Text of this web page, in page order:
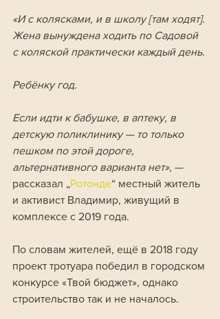
«И с колясками, и в школу [там ходят].
Жена вынуждена ходить по Садовой
с коляской практически каждый день.
Ребёнку год.
Если идти к бабушке, в аптеку, в
детскую поликлинику — то только
пешком по этой дороге,
альтернативного варианта нет», —
рассказал „Ротонде“ местный житель
и активист Владимир, живущий в
комплексе с 2019 года.
По словам жителей, ещё в 2018 году
проект тротуара победил в городском
конкурсе «Твой бюджет», однако
строительство так и не началось.